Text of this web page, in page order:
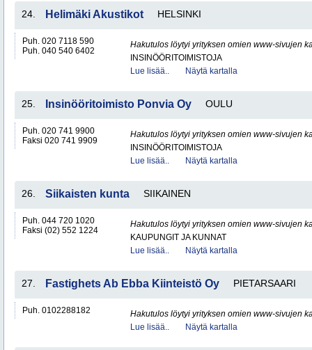
24. Helimäki Akustikot HELSINKI
Puh. 020 7118 590
Puh. 040 540 6402
Hakutulos löytyi yrityksen omien www-sivujen
INSINÖÖRITOIMISTOJA
Lue lisää..
Näytä kartalla
25. Insinööritoimisto Ponvia Oy OULU
Puh. 020 741 9900
Faksi 020 741 9909
Hakutulos löytyi yrityksen omien www-sivujen
INSINÖÖRITOIMISTOJA
Lue lisää..
Näytä kartalla
26. Siikaisten kunta SIIKAINEN
Puh. 044 720 1020
Faksi (02) 552 1224
Hakutulos löytyi yrityksen omien www-sivujen
KAUPUNGIT JA KUNNAT
Lue lisää..
Näytä kartalla
27. Fastighets Ab Ebba Kiinteistö Oy PIETARSAARI
Puh. 0102288182
Hakutulos löytyi yrityksen omien www-sivujen
Lue lisää..
Näytä kartalla